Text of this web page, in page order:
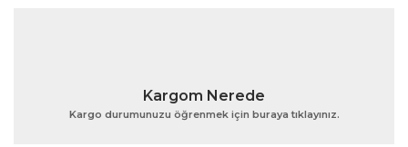
Ürün açıklamasında eksik bilgiler bulunuyor.
Kargom Nerede
Kargo durumunuzu öğrenmek için buraya tıklayınız.